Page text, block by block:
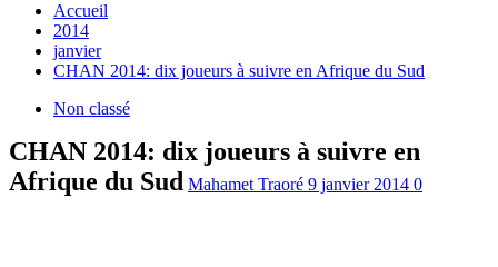
Accueil
2014
janvier
CHAN 2014: dix joueurs à suivre en Afrique du Sud
Non classé
CHAN 2014: dix joueurs à suivre en
Afrique du Sud Mahamet Traoré 9 janvier 2014 0